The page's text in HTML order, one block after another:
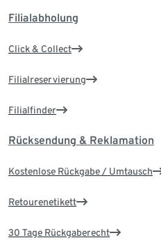
Filialabholung
Click & Collect
Filialreservierung
Filialfinder
Rücksendung & Reklamation
Kostenlose Rückgabe / Umtausch
Retourenetikett
30 Tage Rückgaberecht